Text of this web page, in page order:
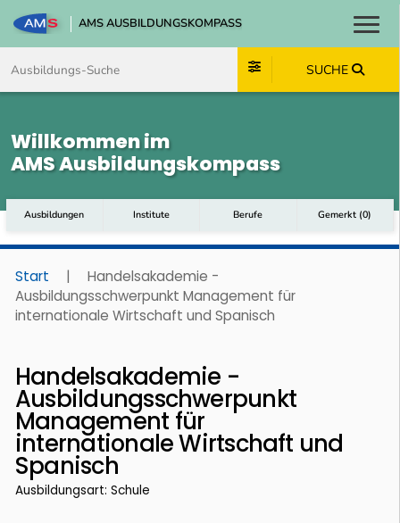
AMS AUSBILDUNGSKOMPASS
SUCHE
Willkommen im
AMS Ausbildungskompass
Ausbildungen Institute Berufe Gemerkt (0)
Start |
Handelsakademie -
Ausbildungsschwerpunkt Management für
internationale Wirtschaft und Spanisch
Handelsakademie -
Ausbildungsschwerpunkt
Management für
internationale Wirtschaft und
Spanisch
Ausbildungsart: Schule